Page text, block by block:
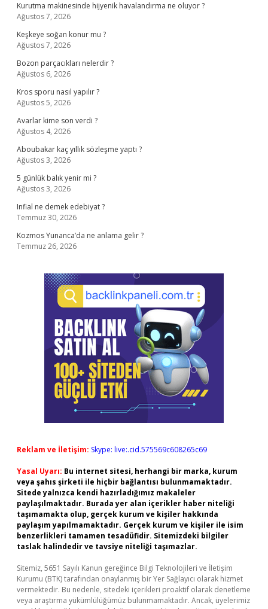
Kurutma makinesinde hijyenik havalandırma ne oluyor ?
Ağustos 7, 2026
Keşkeye soğan konur mu ?
Ağustos 7, 2026
Bozon parçacıkları nelerdir ?
Ağustos 6, 2026
Kros sporu nasıl yapılır ?
Ağustos 5, 2026
Avarlar kime son verdi ?
Ağustos 4, 2026
Aboubakar kaç yıllık sözleşme yaptı ?
Ağustos 3, 2026
5 günlük balık yenir mi ?
Ağustos 3, 2026
Infial ne demek edebiyat ?
Temmuz 30, 2026
Kozmos Yunanca’da ne anlama gelir ?
Temmuz 26, 2026
Reklam ve İletişim: Skype: live:.cid.575569c608265c69
Yasal Uyarı: Bu internet sitesi, herhangi bir marka, kurum
veya şahıs şirketi ile hiçbir bağlantısı bulunmamaktadır.
Sitede yalnızca kendi hazırladığımız makaleler
paylaşılmaktadır. Burada yer alan içerikler haber niteliği
taşımamakta olup, gerçek kurum ve kişiler hakkında
paylaşım yapılmamaktadır. Gerçek kurum ve kişiler ile isim
benzerlikleri tamamen tesadüfidir. Sitemizdeki bilgiler
taslak halindedir ve tavsiye niteliği taşımazlar.
Sitemiz, 5651 Sayılı Kanun gereğince Bilgi Teknolojileri ve İletişim
Kurumu (BTK) tarafından onaylanmış bir Yer Sağlayıcı olarak hizmet
vermektedir. Bu nedenle, sitedeki içerikleri proaktif olarak denetleme
veya araştırma yükümlülüğümüz bulunmamaktadır. Ancak, üyelerimiz